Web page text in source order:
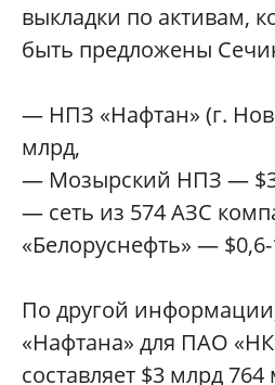
выкладки по активам,
быть предложены
— НПЗ «Нафтан» (г.
млрд,
— Мозырский НПЗ —
— сеть из 574 АЗС
«Белоруснефть» —
По другой
«Нафтана» для ПАО
составляет $3 млрд